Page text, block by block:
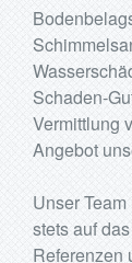
Schaden-
Vermittlung
Angebot
Unser
stets auf
Referenzen